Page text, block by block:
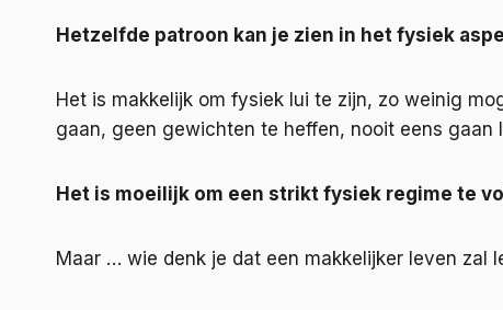
Hetzelfde patroon kan je zien in het fysiek
Het is makkelijk om fysiek lui te zijn, zo weinig
gaan, geen gewichten te heffen, nooit eens gaan
Het is moeilijk om een strikt fysiek regime te
Maar … wie denk je dat een makkelijker leven zal